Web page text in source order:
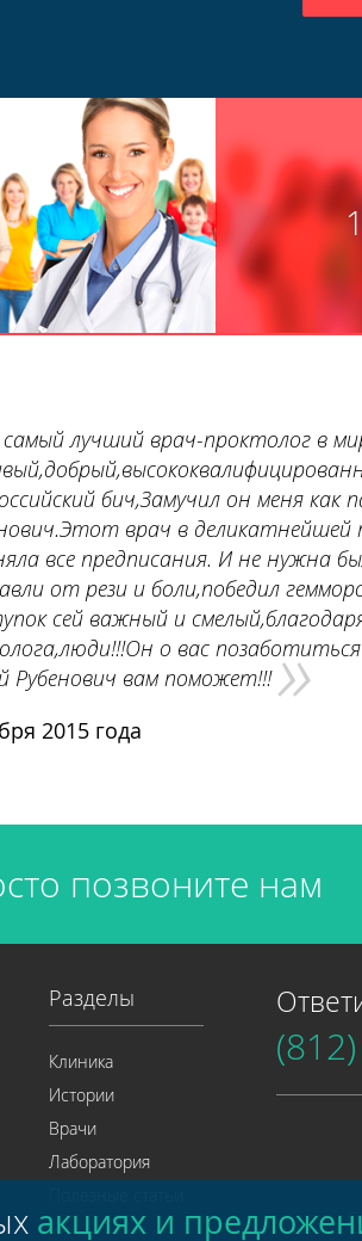
самый лучший врач-проктолог в
бич,Замучил он меня как
врач в деликатнейшей
все предписания. И не нужна
от рези и боли,победил
сей важный и
о вас
Рубенович вам поможет!!!»
2015 года
позвоните нам
акциях и
Разделы
Клиника
Истории
Врачи
Лаборатория
(812)